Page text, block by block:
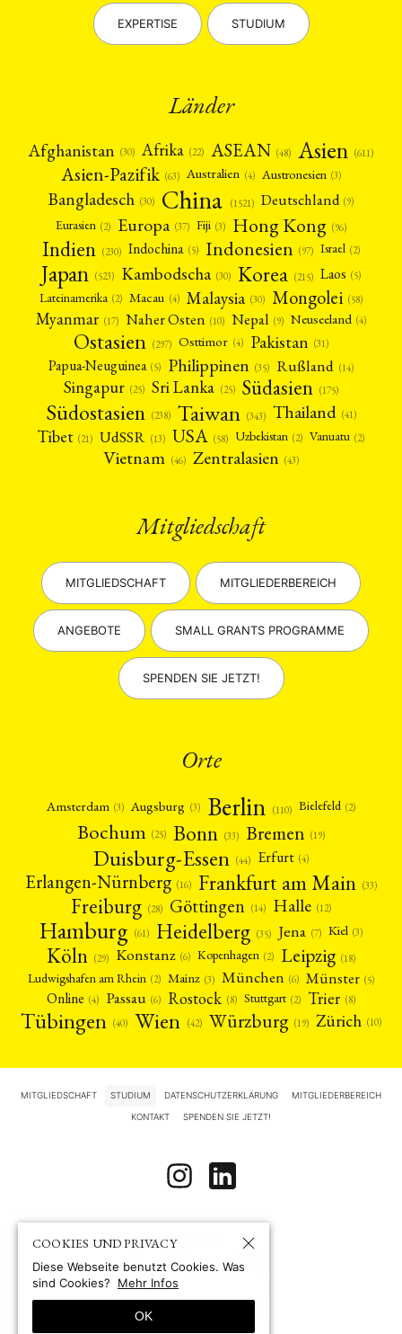
EXPERTISE STUDIUM
Länder
Afghanistan (30) Afrika (22) ASEAN (48) Asien (611)
Asien-Pazifik (63) Australien (4) Austronesien (3)
Bangladesch (30) China (1521) Deutschland (9)
Eurasien (2) Europa (37) Fiji (3) Hong Kong (96)
Indien (230) Indochina (5) Indonesien (97) Israel (2)
Japan (523) Kambodscha (30) Korea (215) Laos (5)
Lateinamerika (2) Macau (4) Malaysia (30) Mongolei (58)
Myanmar (17) Naher Osten (10) Nepal (9) Neuseeland (4)
Ostasien (297) Osttimor (4) Pakistan (31)
Papua-Neuguinea (5) Philippinen (35) Rußland (14)
Singapur (25) Sri Lanka (25) Südasien (175)
Südostasien (238) Taiwan (343) Thailand (41)
Tibet (21) UdSSR (13) USA (58) Uzbekistan (2) Vanuatu (2)
Vietnam (46) Zentralasien (43)
Mitgliedschaft
MITGLIEDSCHAFT MITGLIEDERBEREICH
ANGEBOTE SMALL GRANTS PROGRAMME
SPENDEN SIE JETZT!
Orte
Amsterdam (3) Augsburg (3) Berlin (110) Bielefeld (2)
Bochum (25) Bonn (33) Bremen (19)
Duisburg-Essen (44) Erfurt (4)
Erlangen-Nürnberg (16) Frankfurt am Main (33)
Freiburg (28) Göttingen (14) Halle (12)
Hamburg (61) Heidelberg (35) Jena (7) Kiel (3)
Köln (29) Konstanz (6) Kopenhagen (2) Leipzig (18)
Ludwigshafen am Rhein (2) Mainz (3) München (6) Münster (5)
Online (4) Passau (6) Rostock (8) Stuttgart (2) Trier (8)
Tübingen (40) Wien (42) Würzburg (19) Zürich (10)
MITGLIEDSCHAFT STUDIUM DATENSCHUTZERKLÄRUNG MITGLIEDERBEREICH
KONTAKT SPENDEN SIE JETZT!
COOKIES UND PRIVACY
Diese Webseite benutzt Cookies. Was
sind Cookies?
Mehr Infos
OK